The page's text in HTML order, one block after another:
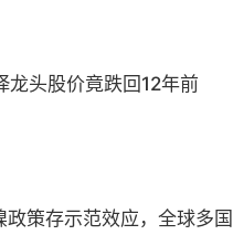
龙头股价竟跌回12年前
策存示范效应，全球多